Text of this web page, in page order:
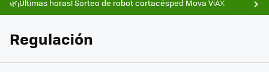
🌿¡Últimas horas! Sorteo de robot cortacésped Mova ViAX
Regulación